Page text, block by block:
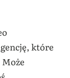
które